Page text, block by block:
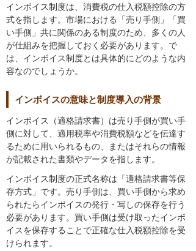
インボイス制度は、消費税の仕入税額控除の方
式を指します。市場における「売り手側」「買
い手側」共に関係のある制度のため、多くの人
が仕組みを把握しておく必要があります。で
は、インボイス制度とは具体的にどのような内
容なのでしょうか。
インボイスの意味と制度導入の背景
インボイス（適格請求書）は売り手側が買い手
側に対して、適用税率や消費税額などを伝達す
るために用いられるもの、またはそれらの情報
が記載された書類やデータを指します。
インボイス制度の正式名称は「適格請求書等保
存方式」です。売り手側は、買い手側から求め
られたらインボイスの発行・写しの保存を行う
必要があります。買い手側は受け取ったインボ
イスを保存することで正確な仕入税額控除を受
けられます。